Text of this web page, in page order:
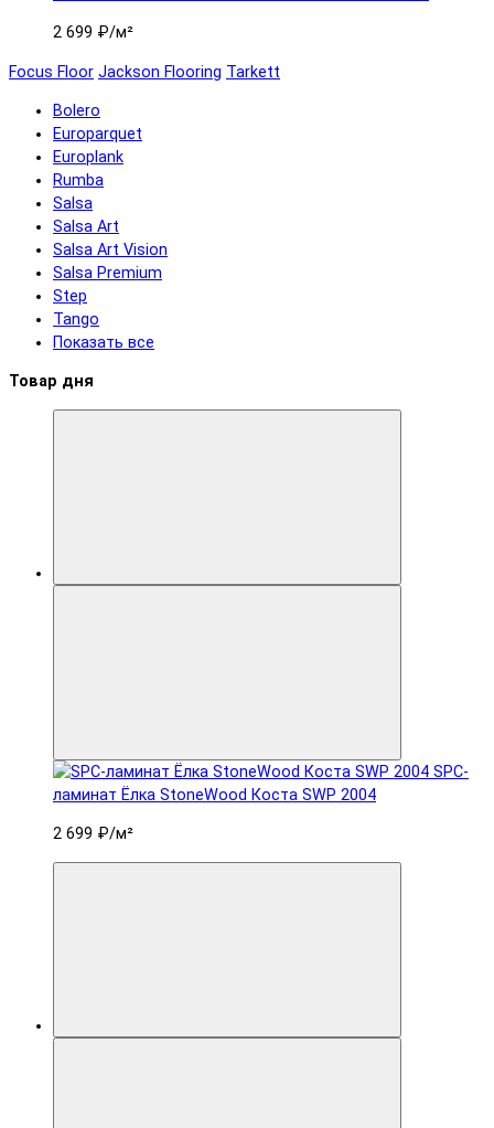
2 699 ₽/м²
Focus Floor Jackson Flooring Tarkett
Bolero
Europarquet
Europlank
Rumba
Salsa
Salsa Art
Salsa Art Vision
Salsa Premium
Step
Tango
Показать все
Товар дня
SPC-
ламинат Ëлка StoneWood Коста SWP 2004
2 699 ₽/м²